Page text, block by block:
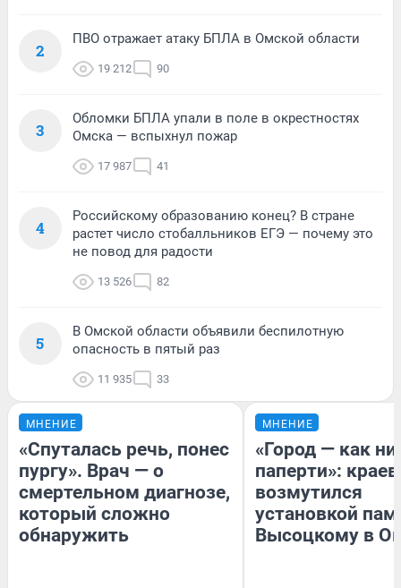
2
ПВО отражает атаку БПЛА в Омской области
19 212 90
3
Обломки БПЛА упали в поле в окрестностях
Омска — вспыхнул пожар
17 987 41
4
Российскому образованию конец? В стране
растет число стобалльников ЕГЭ — почему это
не повод для радости
13 526 82
5
В Омской области объявили беспилотную
опасность в пятый раз
11 935 33
МНЕНИЕ
«Спуталась речь, понес
пургу». Врач — о
смертельном диагнозе,
который сложно
обнаружить
МНЕНИЕ
«Город — как
паперти»:
возмутился
установкой
Высоцкому в